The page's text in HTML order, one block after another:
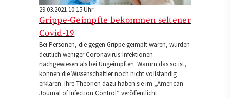
29.03.2021 10:15 Uhr
Grippe-Geimpfte bekommen seltener
Covid-19
Bei Personen, die gegen Grippe geimpft waren, wurden
deutlich weniger Coronavirus-Infektionen
nachgewiesen als bei Ungeimpften. Warum das so ist,
können die Wissenschaftler noch nicht vollständig
erklären. Ihre Theorien dazu haben sie im „American
Journal of Infection Control“ veröffentlicht.